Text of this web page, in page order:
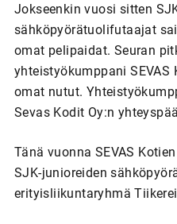
Jokseenkin vuosi sitten
sähköpyörätuolifutaajat
omat pelipaidat. Seuran
yhteistyökumppani
omat nutut.
Sevas Kodit Oy:n
Tänä vuonna SEVAS
SJK-junioreiden
erityisliikuntaryhmä